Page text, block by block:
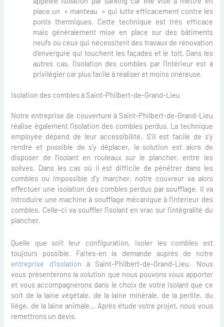
place un » manteau » qui lutte efficacement contre les
ponts thermiques. Cette technique est très efficace
mais généralement mise en place sur des bâtiments
neufs ou ceux qui nécessitent des travaux de rénovation
d’envergure qui touchent les façades et le toit. Dans les
autres cas, l’isolation des combles par l’intérieur est à
privilégier car plus facile à réaliser et moins onéreuse.
Isolation des combles à Saint-Philbert-de-Grand-Lieu
Notre entreprise de couverture à Saint-Philbert-de-Grand-Lieu
réalise également l’isolation des combles perdus. La technique
employée dépend de leur accessibilité. S’il est facile de s’y
rendre et possible de s’y déplacer, la solution est alors de
disposer de l’isolant en rouleaux sur le plancher, entre les
solives. Dans les cas où il est difficile de pénétrer dans les
combles ou impossible d’y marcher, notre couvreur va alors
effectuer une isolation des combles perdus par soufflage. Il va
introduire une machine à soufflage mécanique à l’intérieur des
combles. Celle-ci va souffler l’isolant en vrac sur l’intégralité du
plancher.
Quelle que soit leur configuration, isoler les combles est
toujours possible. Faites-en la demande auprès de notre
entreprise d’isolation à Saint-Philbert-de-Grand-Lieu. Nous
vous présenterons la solution que nous pouvons vous apporter
et vous accompagnerons dans le choix de votre isolant que ce
soit de la laine végétale, de la laine minérale, de la perlite, du
liège, de la laine animale… Après étude votre projet, nous vous
remettrons un devis.